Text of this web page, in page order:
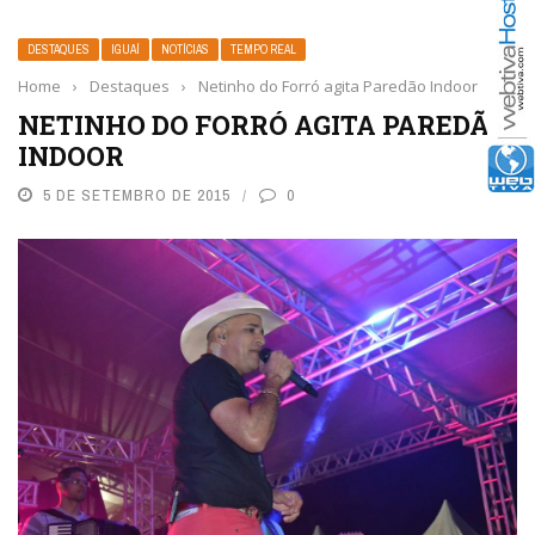
DESTAQUES IGUAÍ NOTÍCIAS TEMPO REAL
Home › Destaques › Netinho do Forró agita Paredão Indoor
NETINHO DO FORRÓ AGITA PAREDÃO
INDOOR
5 DE SETEMBRO DE 2015 0